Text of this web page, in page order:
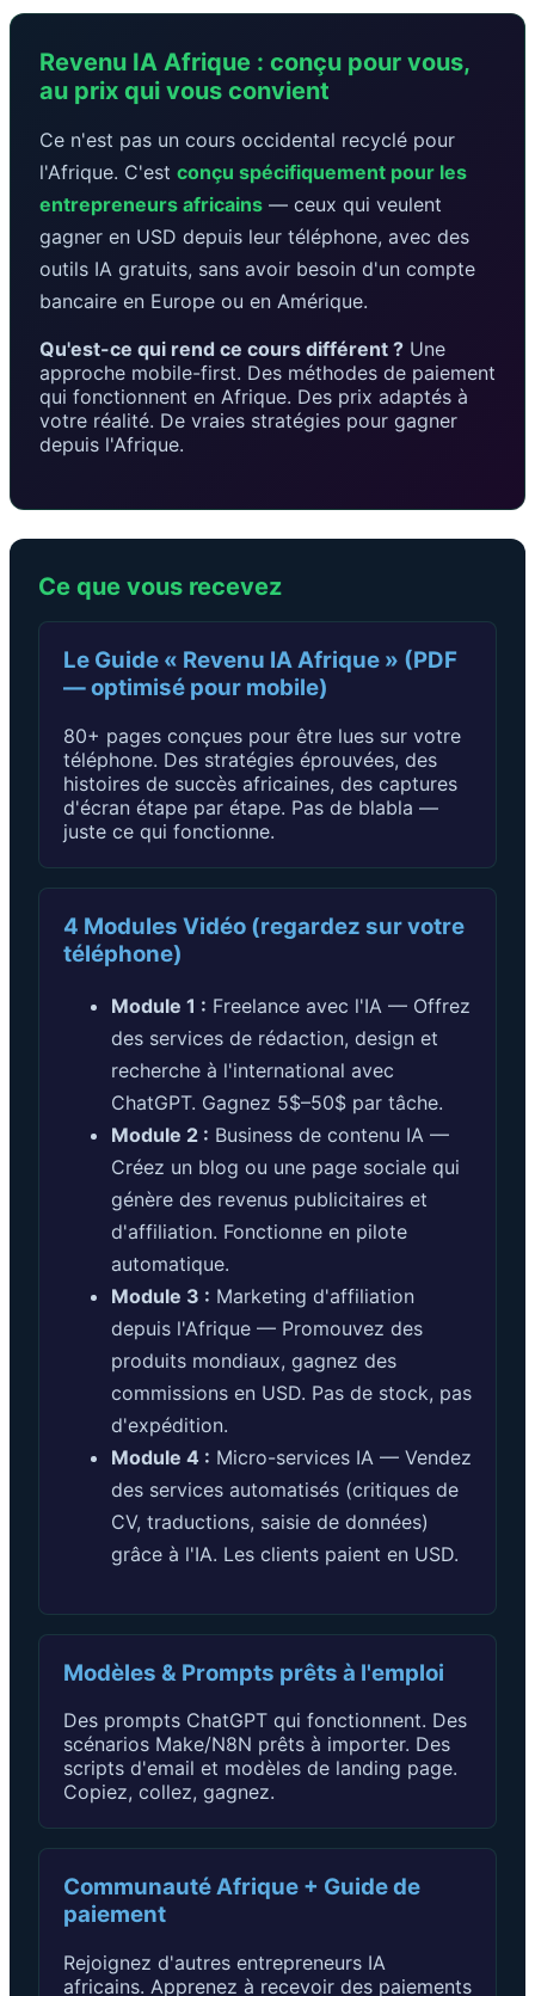
Revenu IA Afrique : conçu pour vous,
au prix qui vous convient
Ce n'est pas un cours occidental recyclé pour
l'Afrique. C'est conçu spécifiquement pour les
entrepreneurs africains — ceux qui veulent
gagner en USD depuis leur téléphone, avec des
outils IA gratuits, sans avoir besoin d'un compte
bancaire en Europe ou en Amérique.
Qu'est-ce qui rend ce cours différent ? Une
approche mobile-first. Des méthodes de paiement
qui fonctionnent en Afrique. Des prix adaptés à
votre réalité. De vraies stratégies pour gagner
depuis l'Afrique.
Ce que vous recevez
Le Guide « Revenu IA Afrique » (PDF
— optimisé pour mobile)
80+ pages conçues pour être lues sur votre
téléphone. Des stratégies éprouvées, des
histoires de succès africaines, des captures
d'écran étape par étape. Pas de blabla —
juste ce qui fonctionne.
4 Modules Vidéo (regardez sur votre
téléphone)
Module 1 : Freelance avec l'IA — Offrez
des services de rédaction, design et
recherche à l'international avec
ChatGPT. Gagnez 5$–50$ par tâche.
Module 2 : Business de contenu IA —
Créez un blog ou une page sociale qui
génère des revenus publicitaires et
d'affiliation. Fonctionne en pilote
automatique.
Module 3 : Marketing d'affiliation
depuis l'Afrique — Promouvez des
produits mondiaux, gagnez des
commissions en USD. Pas de stock, pas
d'expédition.
Module 4 : Micro-services IA — Vendez
des services automatisés (critiques de
CV, traductions, saisie de données)
grâce à l'IA. Les clients paient en USD.
Modèles & Prompts prêts à l'emploi
Des prompts ChatGPT qui fonctionnent. Des
scénarios Make/N8N prêts à importer. Des
scripts d'email et modèles de landing page.
Copiez, collez, gagnez.
Communauté Afrique + Guide de
paiement
Rejoignez d'autres entrepreneurs IA
africains. Apprenez à recevoir des paiements